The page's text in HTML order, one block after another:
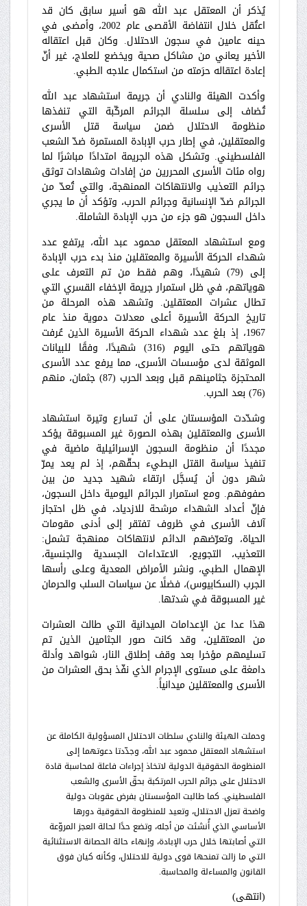
يُذكر أن المعتقل عبد الله هو أسير سابق كان قد
اعتُقل خلال انتفاضة الأقصى عام 2002، وأمضى في
حينه عامين في سجون الاحتلال. وكان قبل اعتقاله
الأخير يعاني من مشاكل صحية ويخضع للعلاج، غير أنّ
إعادة اعتقاله حرَمته من استكمال علاجه الطبي.
وأكدت الهيئة والنادي أن جريمة استشهاد عبد الله
تُضاف إلى سلسلة الجرائم المركّبة التي تنفذها
منظومة الاحتلال ضمن سياسة قتل الأسرى
والمعتقلين، في إطار حرب الإبادة المستمرة ضدّ الشعب
الفلسطيني. وتشكل هذه الجريمة امتدادًا مباشرًا لما
رواه مئات الأسرى المحررين من إفادات وشهادات توثق
جرائم التعذيب والانتهاكات الممنهجة، والتي تُعدّ من
الجرائم ضدّ الإنسانية وجرائم الحرب، وتؤكد أن ما يجري
داخل السجون هو جزء من حرب الإبادة الشاملة.
ومع استشهاد المعتقل محمود عبد الله، يرتفع عدد
شهداء الحركة الأسيرة والمعتقلين منذ بدء حرب الإبادة
إلى (79) شهيدًا، وهم فقط من تم التعرف على
هوياتهم، في ظل استمرار جريمة الإخفاء القسري التي
تطال عشرات المعتقلين. وتشهد هذه المرحلة من
تاريخ الحركة الأسيرة أعلى معدلات دموية منذ عام
1967، إذ بلغ عدد شهداء الحركة الأسيرة الذين عُرفت
هوياتهم حتى اليوم (316) شهيدًا، وفقًا للبيانات
الموثقة لدى مؤسسات الأسرى، مما يرفع عدد الأسرى
المحتجزة جثامينهم قبل وبعد الحرب (87) جثمان، منهم
(76) بعد الحرب.
وشدّدت المؤسستان على أن تسارع وتيرة استشهاد
الأسرى والمعتقلين بهذه الصورة غير المسبوقة يؤكد
مجددًا أن منظومة السجون الإسرائيلية ماضية في
تنفيذ سياسة القتل البطيء بحقّهم، إذ لم يعد يمرّ
شهر دون أن يُسجَّل ارتقاء شهيد جديد من بين
صفوفهم. ومع استمرار الجرائم اليومية داخل السجون،
فإنّ أعداد الشهداء مرشحة للازدياد، في ظل احتجاز
آلاف الأسرى في ظروف تفتقر إلى أدنى مقومات
الحياة، وتعرّضهم الدائم لانتهاكات ممنهجة تشمل:
التعذيب، التجويع، الاعتداءات الجسدية والجنسية،
الإهمال الطبي، ونشر الأمراض المعدية وعلى رأسها
الجرب (السكابيوس)، فضلًا عن سياسات السلب والحرمان
غير المسبوقة في شدتها.
هذا عدا عن الإعدامات الميدانية التي طالت العشرات
من المعتقلين، وقد كانت صور الجثامين الذين تم
تسليمهم مؤخرا بعد وقف إطلاق النار، شواهد وأدلة
دامغة على مستوى الإجرام الذي نفّذ بحق العشرات من
الأسرى والمعتقلين ميدانياً.
وحملت الهيئة والنادي سلطات الاحتلال المسؤولية الكاملة عن
استشهاد المعتقل محمود عبد الله، وجدّدتا دعوتهما إلى
المنظومة الحقوقية الدولية لاتخاذ إجراءات فاعلة لمحاسبة قادة
الاحتلال على جرائم الحرب المرتكبة بحقّ الأسرى والشعب
الفلسطيني. كما طالبت المؤسستان بفرض عقوبات دولية
واضحة تعزل الاحتلال، وتعيد للمنظومة الحقوقية دورها
الأساسي الذي أُنشئت من أجله، وتضع حدًا لحالة العجز المروّعة
التي أصابتها خلال حرب الإبادة، وإنهاء حالة الحصانة الاستثنائية
التي ما زالت تمنحها قوى دولية للاحتلال، وكأنه كيان فوق
القانون والمساءلة والمحاسبة.
(انتهى)